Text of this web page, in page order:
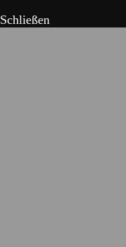
Schließen